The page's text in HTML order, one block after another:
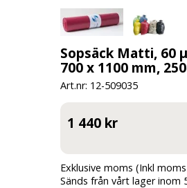
Sopsäck Matti, 60
700 x 1100 mm,
Art.nr: 12-509035
1 440 kr
Exklusive moms (Inkl
Sänds från vårt lager inom